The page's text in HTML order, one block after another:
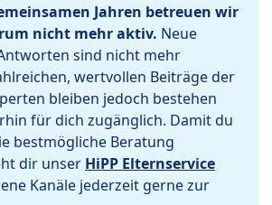
Jahren betreuen wir
nicht mehr aktiv. Neue
sind nicht mehr
wertvollen Beiträge der
bleiben jedoch bestehen
für dich zugänglich. Damit du
bestmögliche Beratung
dir unser HiPP Elternservice
Kanäle jederzeit gerne zur